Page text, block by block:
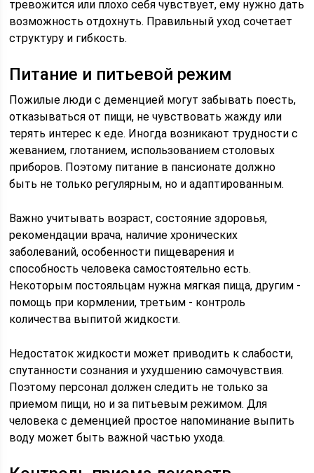
тревожится или плохо себя чувствует, ему нужно дать
возможность отдохнуть. Правильный уход сочетает
структуру и гибкость.
Питание и питьевой режим
Пожилые люди с деменцией могут забывать поесть,
отказываться от пищи, не чувствовать жажду или
терять интерес к еде. Иногда возникают трудности с
жеванием, глотанием, использованием столовых
приборов. Поэтому питание в пансионате должно
быть не только регулярным, но и адаптированным.
Важно учитывать возраст, состояние здоровья,
рекомендации врача, наличие хронических
заболеваний, особенности пищеварения и
способность человека самостоятельно есть.
Некоторым постояльцам нужна мягкая пища, другим -
помощь при кормлении, третьим - контроль
количества выпитой жидкости.
Недостаток жидкости может приводить к слабости,
спутанности сознания и ухудшению самочувствия.
Поэтому персонал должен следить не только за
приемом пищи, но и за питьевым режимом. Для
человека с деменцией простое напоминание выпить
воду может быть важной частью ухода.